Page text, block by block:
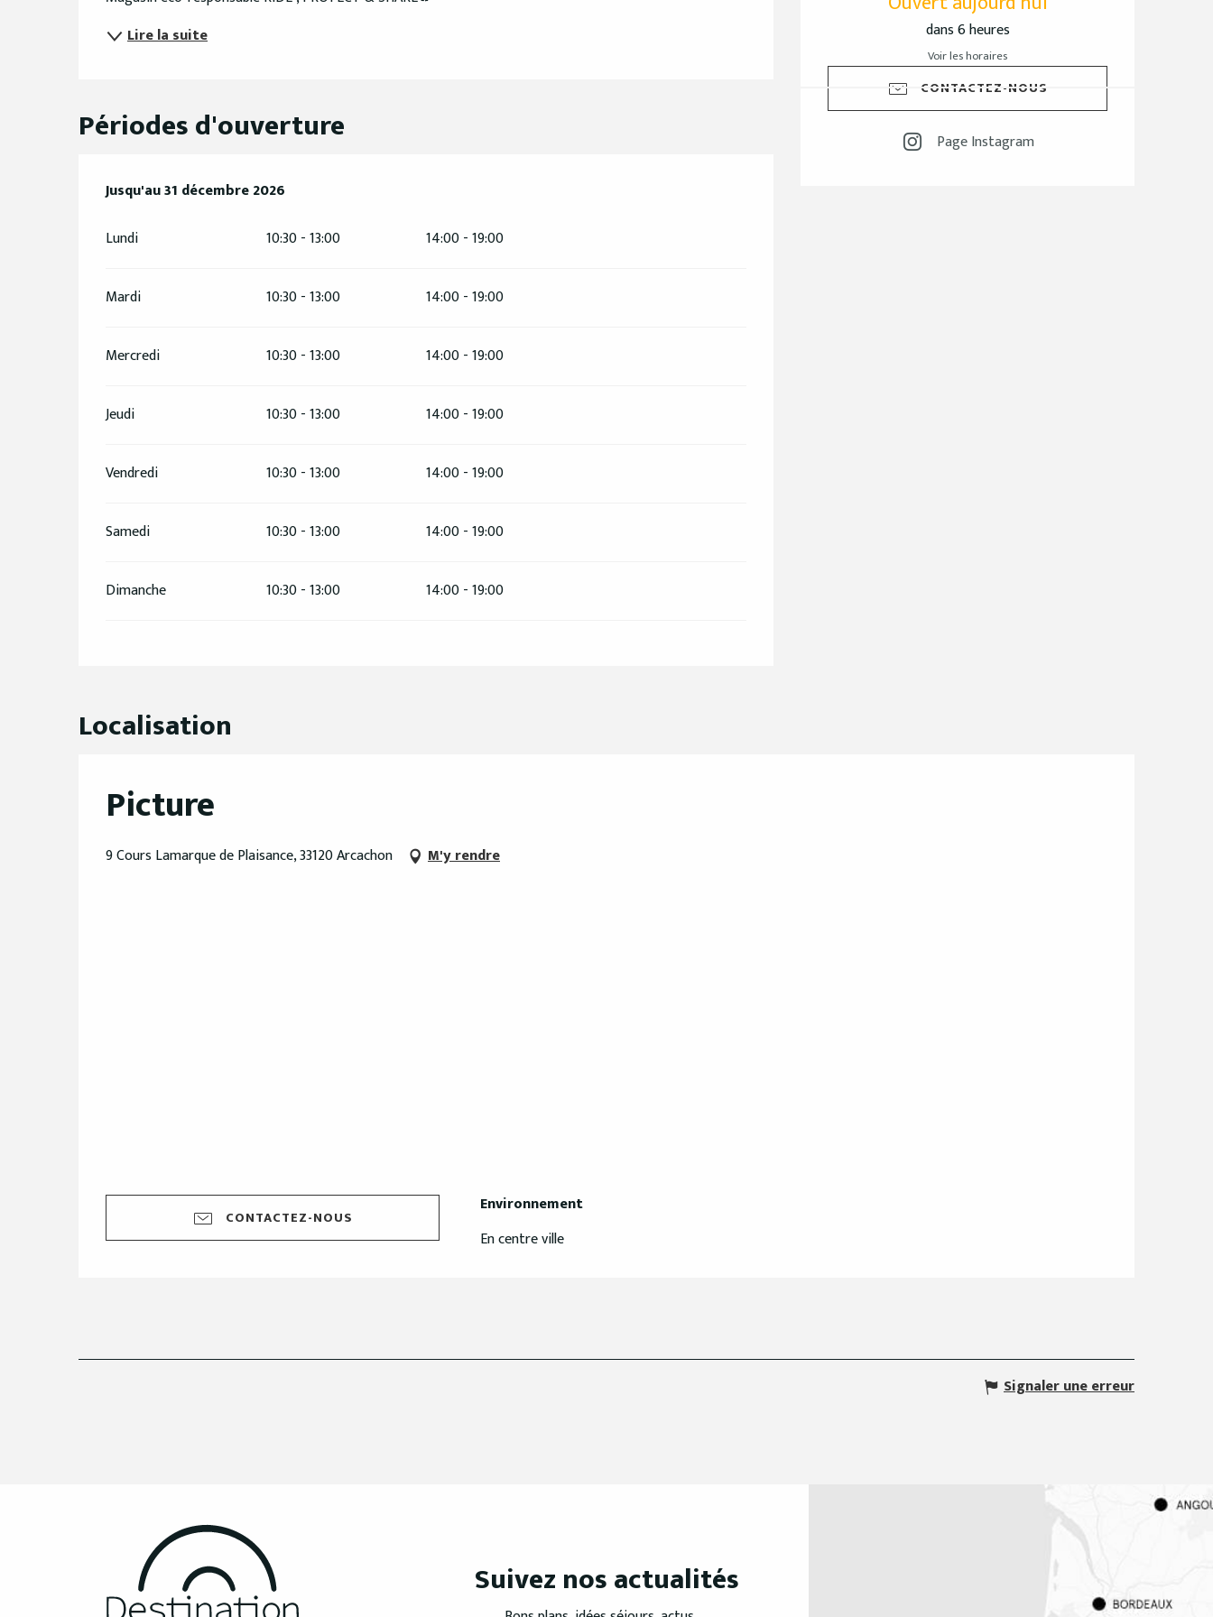
dans 6 heures
Voir les horaires
CONTACTEZ-NOUS
Page Instagram
Lire la suite
Périodes d'ouverture
Du8 mai 2026au31 décembre 2026
Jusqu'au31 décembre 2026
Lundi
10:30 - 13:00 14:00 - 19:00
Mardi 10:30 - 13:00 14:00 - 19:00
Mercredi 10:30 - 13:00 14:00 - 19:00
Jeudi 10:30 - 13:00 14:00 - 19:00
Vendredi 10:30 - 13:00 14:00 - 19:00
Samedi 10:30 - 13:00 14:00 - 19:00
Dimanche 10:30 - 13:00 14:00 - 19:00
Localisation
Picture
9 Cours Lamarque de Plaisance, 33120 Arcachon M'y rendre
CONTACTEZ-NOUS
Environnement
Environnement
En centre ville
Signaler une erreur
Suivez nos actualités